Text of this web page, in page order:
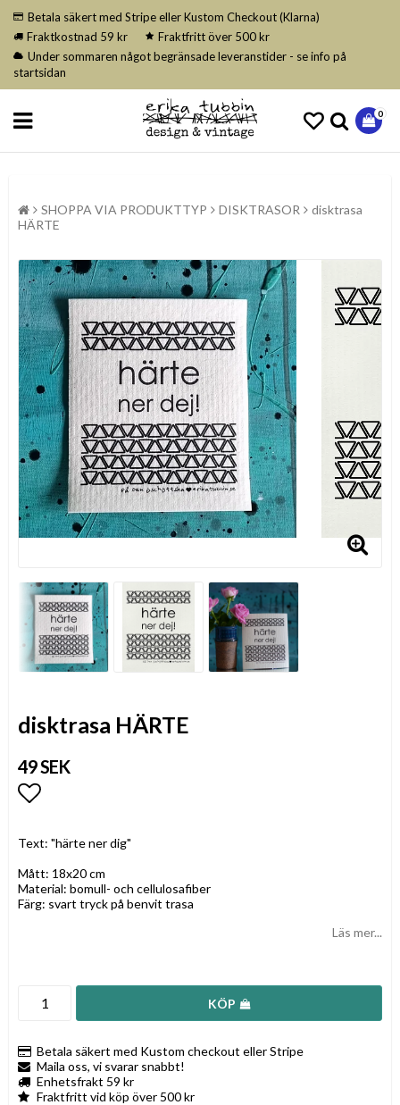
Betala säkert med Stripe eller Kustom Checkout (Klarna)
Fraktkostnad 59 kr
Fraktfritt över 500 kr
Under sommaren något begränsade leveranstider - se info på
startsidan
0
SHOPPA VIA PRODUKTTYP DISKTRASOR
disktrasa
HÄRTE
disktrasa HÄRTE
49 SEK
Text: "härte ner dig"
Mått: 18x20 cm
Material: bomull- och cellulosafiber
Färg: svart tryck på benvit trasa
Läs mer...
KÖP
Betala säkert med Kustom checkout eller Stripe
Maila oss, vi svarar snabbt!
Enhetsfrakt 59 kr
Fraktfritt vid köp över 500 kr